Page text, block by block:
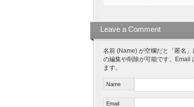
Leave a Comment
名前 (Name) が空欄だと「匿名
の編集や削除が可能です。Email
ます。
Name
Email